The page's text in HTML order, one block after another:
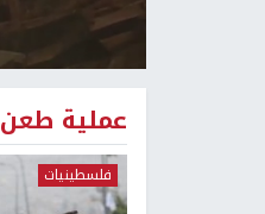
عملية طعن
فلسطينيات